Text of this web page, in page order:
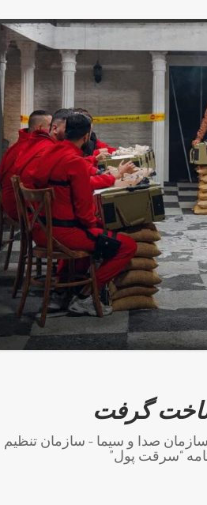
گرفت
صدا و سیما – سازمان تنظیم
“سرقت پول”